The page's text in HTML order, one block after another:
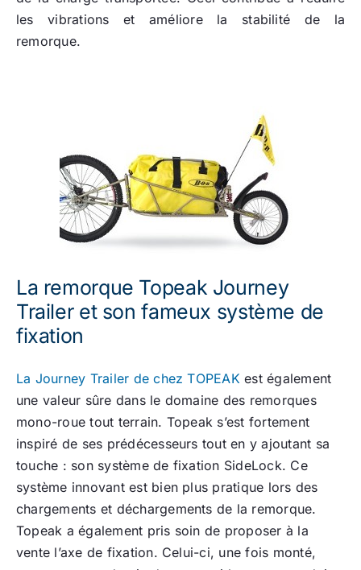
les vibrations et améliore la stabilité de la
remorque.
La remorque Topeak Journey
Trailer et son fameux système de
fixation
La Journey Trailer de chez TOPEAK est également
une valeur sûre dans le domaine des remorques
mono-roue tout terrain. Topeak s’est fortement
inspiré de ses prédécesseurs tout en y ajoutant sa
touche : son système de fixation SideLock. Ce
système innovant est bien plus pratique lors des
chargements et déchargements de la remorque.
Topeak a également pris soin de proposer à la
vente l’axe de fixation. Celui-ci, une fois monté,